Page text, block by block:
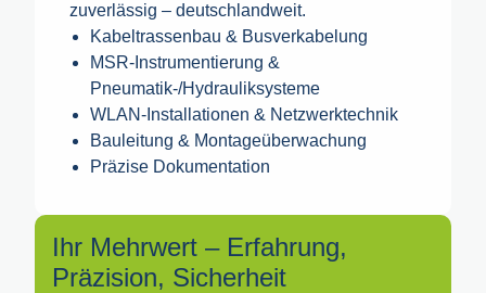
zuverlässig – deutschlandweit.
Kabeltrassenbau & Busverkabelung
MSR-Instrumentierung &
Pneumatik-/Hydrauliksysteme
WLAN-Installationen & Netzwerktechnik
Bauleitung & Montageüberwachung
Präzise Dokumentation
Ihr Mehrwert – Erfahrung,
Präzision, Sicherheit